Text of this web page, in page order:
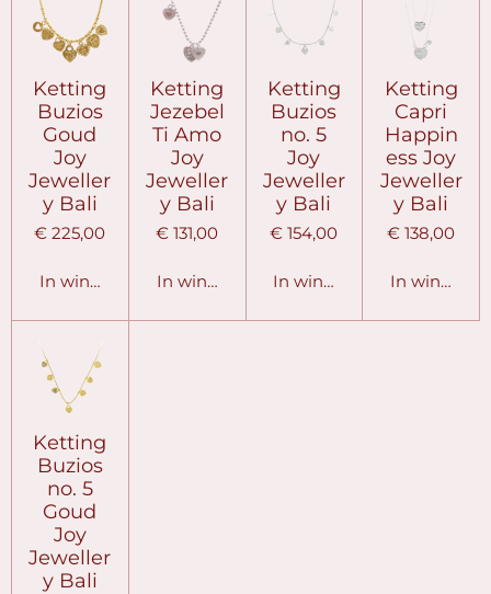
Ketting
Buzios
Goud
Joy
Jeweller
y Bali
€ 225,00
In winkelwagen
Ketting
Jezebel
Ti Amo
Joy
Jeweller
y Bali
€ 131,00
In winkelwagen
Ketting
Buzios
no. 5
Joy
Jeweller
y Bali
€ 154,00
In winkelwagen
Ketting
Capri
Happin
ess Joy
Jeweller
y Bali
€ 138,00
In
Ketting
Buzios
no. 5
Goud
Joy
Jeweller
y Bali